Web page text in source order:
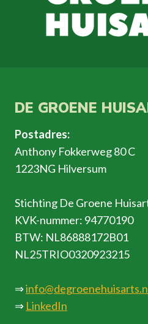
DE GROENE
Postadres:
Anthony Fokkerweg 80 C
1223NG Hilversum
Stichting De Groene
KVK-nummer: 94770190
BTW: NL86888172B01
NL25TRIO0320923215
⇒
⇒ LinkedIn